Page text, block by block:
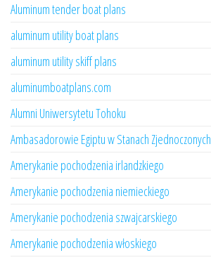
Aluminum tender boat plans
aluminum utility boat plans
aluminum utility skiff plans
aluminumboatplans.com
Alumni Uniwersytetu Tohoku
Ambasadorowie Egiptu w Stanach Zjednoczonych
Amerykanie pochodzenia irlandzkiego
Amerykanie pochodzenia niemieckiego
Amerykanie pochodzenia szwajcarskiego
Amerykanie pochodzenia włoskiego